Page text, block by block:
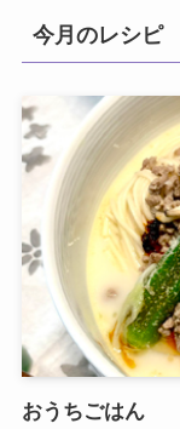
今月のレシピ
おうちごはん